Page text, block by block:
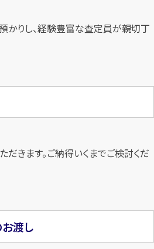
かりし、経験豊富な査定員が親切丁
きます。ご納得いくまでご検討くだ
渡し